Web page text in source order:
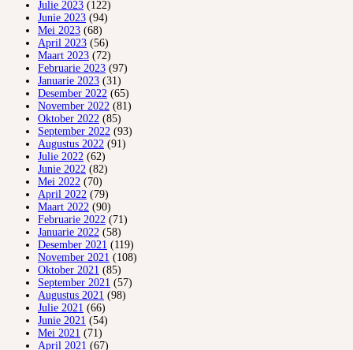
Julie 2023 (122)
Junie 2023 (94)
Mei 2023 (68)
April 2023 (56)
Maart 2023 (72)
Februarie 2023 (97)
Januarie 2023 (31)
Desember 2022 (65)
November 2022 (81)
Oktober 2022 (85)
September 2022 (93)
Augustus 2022 (91)
Julie 2022 (62)
Junie 2022 (82)
Mei 2022 (70)
April 2022 (79)
Maart 2022 (90)
Februarie 2022 (71)
Januarie 2022 (58)
Desember 2021 (119)
November 2021 (108)
Oktober 2021 (85)
September 2021 (57)
Augustus 2021 (98)
Julie 2021 (66)
Junie 2021 (54)
Mei 2021 (71)
April 2021 (67)